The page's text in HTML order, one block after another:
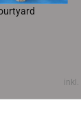
inkl.